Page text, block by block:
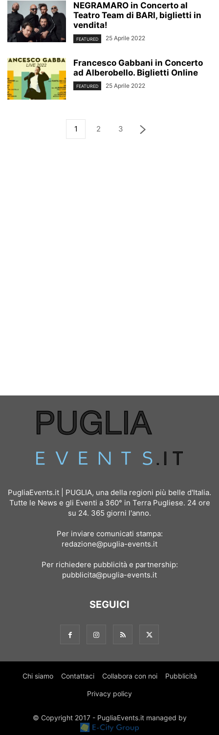
NEGRAMARO in Concerto al
Teatro Team di BARI, biglietti in
vendita!
FEATURED 25 Aprile 2022
Francesco Gabbani in Concerto
ad Alberobello. Biglietti Online
FEATURED 25 Aprile 2022
1 2 3
PugliaEvents.it | PUGLIA, una della regioni più belle d'Italia.
Tutte le News e gli Eventi a 360° in Terra Pugliese. 24 ore
su 24. 365 giorni l'anno.
Per inviare comunicati stampa:
redazione@puglia-events.it
Per richiedere pubblicità e partnership:
pubblicita@puglia-events.it
SEGUICI
Chi siamo Contattaci Collabora con noi Pubblicità
Privacy policy
© Copyright 2017 - PugliaEvents.it managed by